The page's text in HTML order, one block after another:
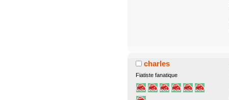
charles
Fiatiste fanatique